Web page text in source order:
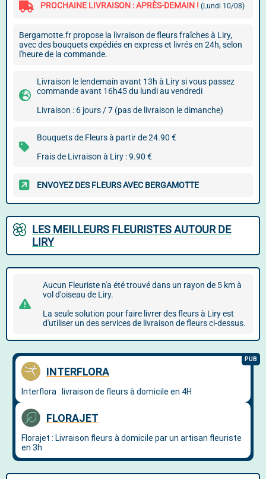
PROCHAINE LIVRAISON : APRÈS-DEMAIN ! (Lundi 10/08)
Bergamotte.fr propose la livraison de fleurs fraîches à Liry,
avec des bouquets expédiés en express et livrés en 24h, selon
l'heure de la commande.
Livraison le lendemain avant 13h à Liry si vous passez
commande avant 16h45 du lundi au vendredi
Livraison : 6 jours / 7 (pas de livraison le dimanche)
Bouquets de Fleurs à partir de 24.90 €
Frais de Livraison à Liry : 9.90 €
ENVOYEZ DES FLEURS AVEC BERGAMOTTE
LES MEILLEURS FLEURISTES AUTOUR DE
LIRY
Aucun Fleuriste n'a été trouvé dans un rayon de 5 km à
vol d'oiseau de Liry.
La seule solution pour faire livrer des fleurs à Liry est
d'utiliser un des services de livraison de fleurs ci-dessus.